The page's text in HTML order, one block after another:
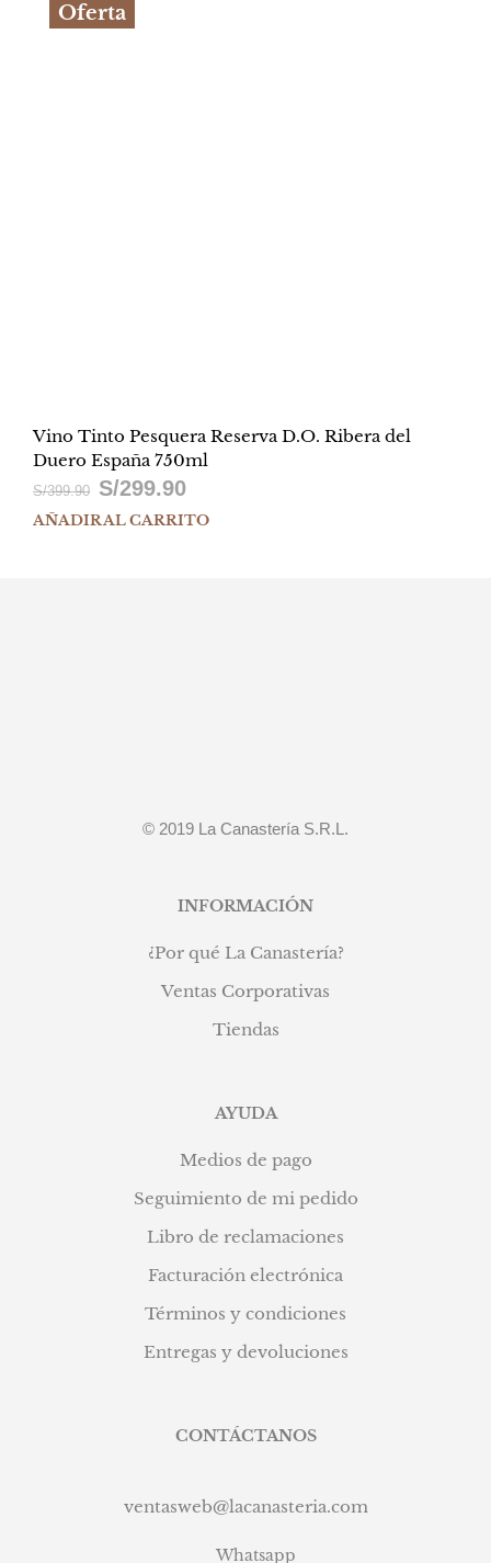
era:
Oferta
Vino Tinto Pesquera Reserva D.O. Ribera del
Duero España 750ml
S/399.90 El
precio
S/299.90El
precio
AÑADIR AL CARRITO
© 2019 La Canastería S.R.L.
INFORMACIÓN
¿Por qué La Canastería?
Ventas Corporativas
Tiendas
AYUDA
Medios de pago
Seguimiento de mi pedido
Libro de reclamaciones
Facturación electrónica
Términos y condiciones
Entregas y devoluciones
CONTÁCTANOS
ventasweb@lacanasteria.com
Whatsapp